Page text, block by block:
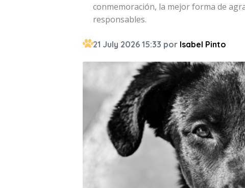
conmemoración, la mejor forma de
responsables.
21 July 2026 15:33 por Isabel Pinto